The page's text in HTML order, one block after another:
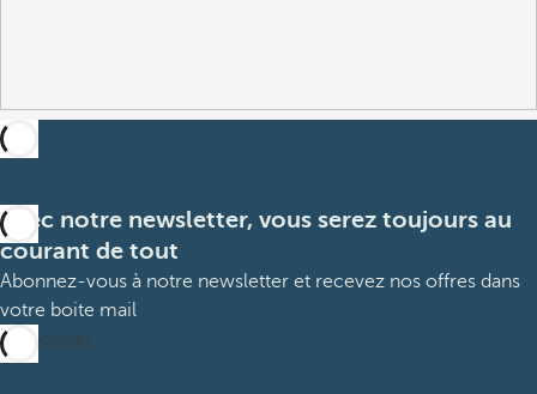
Avec notre newsletter, vous serez toujours au
courant de tout
Abonnez-vous à notre newsletter et recevez nos offres dans
votre boite mail
M’abonner